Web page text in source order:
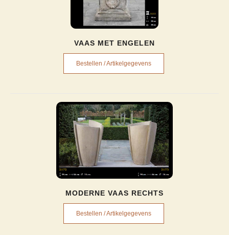
VAAS MET ENGELEN
Bestellen / Artikelgegevens
MODERNE VAAS RECHTS
Bestellen / Artikelgegevens